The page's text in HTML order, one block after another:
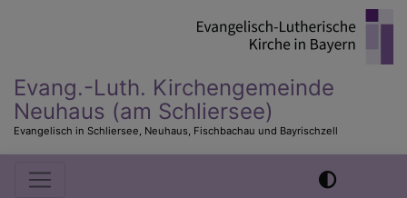
Evang.-Luth. Kirchengemeinde
Neuhaus (am Schliersee)
Evangelisch in Schliersee, Neuhaus, Fischbachau und Bayrischzell
Hauptnavigation